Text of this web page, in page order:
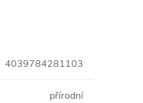
4039784281103
přírodní